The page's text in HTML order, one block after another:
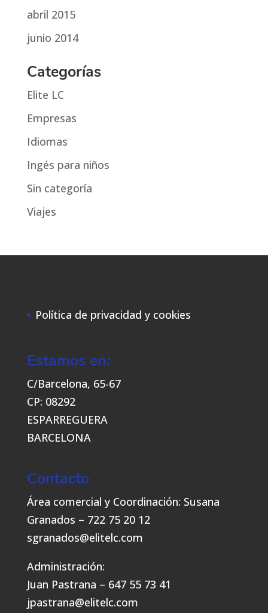
abril 2015
junio 2014
Categorías
Elite LC
Empresas
Idiomas
Ingés para niños
Sin categoría
Viajes
Política de privacidad y cookies
Estamos en:
C/Barcelona, 65-67
CP: 08292
ESPARREGUERA
BARCELONA
Contacto
Área comercial y Coordinación: Susana
Granados – 722 75 20 12
sgranados@elitelc.com
Administración:
Juan Pastrana – 647 55 73 41
jpastrana@elitelc.com